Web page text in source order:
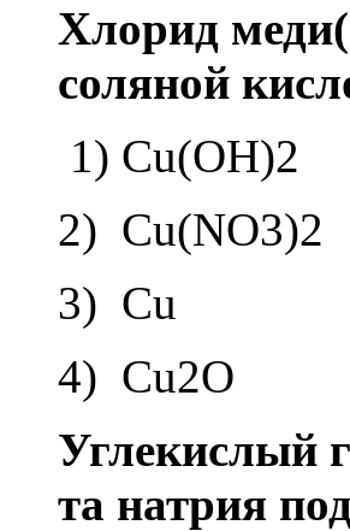
Хло­рид
со­ля­ной
1) Cu(OH)2
2) Cu(NO3)2
3) Cu
4) Cu2O
Уг­ле­кис­лый
та на­трия